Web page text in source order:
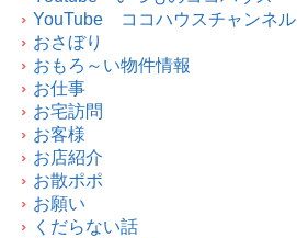
YouTube ココハウスチャンネル
おさぼり
おもろ～い物件情報
お仕事
お宅訪問
お客様
お店紹介
お散ポポ
お願い
くだらない話